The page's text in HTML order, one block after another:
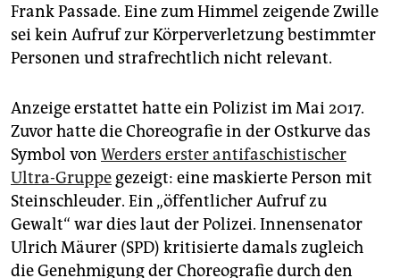
Frank Passade. Eine zum Himmel zeigende Zwille
sei kein Aufruf zur Körperverletzung bestimmter
Personen und strafrechtlich nicht relevant.
Anzeige erstattet hatte ein Polizist im Mai 2017.
Zuvor hatte die Choreografie in der Ostkurve das
Symbol von Werders erster antifaschistischer
Ultra-Gruppe gezeigt: eine maskierte Person mit
Steinschleuder. Ein „öffentlicher Aufruf zu
Gewalt“ war dies laut der Polizei. Innensenator
Ulrich Mäurer (SPD) kritisierte damals zugleich
die Genehmigung der Choreografie durch den